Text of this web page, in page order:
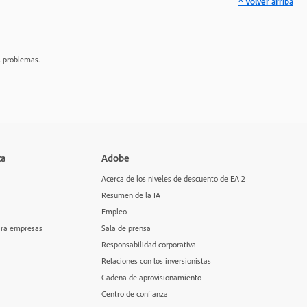
problemas.
empresas
Adobe
Acerca de los niveles de descuento de EA 2
Resumen de la IA
Empleo
Sala de prensa
Responsabilidad corporativa
Relaciones con los inversionistas
Cadena de aprovisionamiento
Centro de confianza